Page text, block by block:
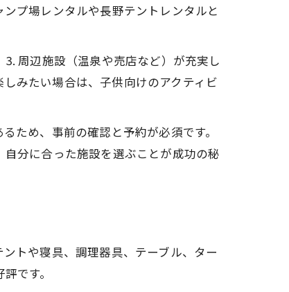
プ場レンタルや長野テントレンタルと
周辺施設（温泉や売店など）が充実し
みたい場合は、子供向けのアクティビ
ため、事前の確認と予約が必須です。
分に合った施設を選ぶことが成功の秘
トや寝具、調理器具、テーブル、ター
です。